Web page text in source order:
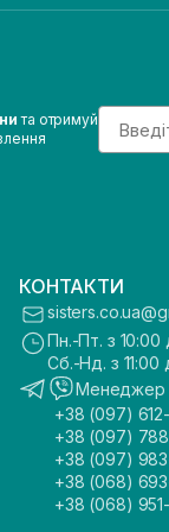
та отримуйEmail
КОНТАКТИ
Пн.-Пт. з 10:00
Сб.-Нд. з 11:00
Менеджер
+38 (097)
+38 (097)
+38 (097)
+38 (068)
+38 (068)